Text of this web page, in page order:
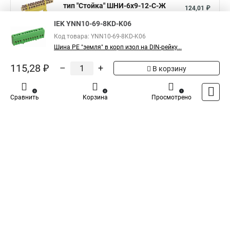
тип "Стойка" ШНИ-6х9-12-С-Ж
124,01 ₽
Общая оценка товара: 5 1
IEK YNN10-69-8KD-K06
Код товара: YNN10-69-8KD-K06
Шина PE "земля" в корп изол на DIN-рейку...
115,28 ₽ – + В корзину
Сравнить
0
Корзина
0
Просмотрено
1